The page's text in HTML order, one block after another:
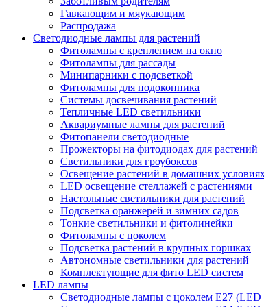
Гавкающим и мяукающим
Распродажа
Светодиодные лампы для растений
Фитолампы с креплением на окно
Фитолампы для рассады
Минипарники с подсветкой
Фитолампы для подоконника
Системы досвечивания растений
Тепличные LED светильники
Аквариумные лампы для растений
Фитопанели светодиодные
Прожекторы на фитодиодах для растений
Светильники для гроубоксов
Освещение растений в домашних
LED освещение стеллажей с растениями
Настольные светильники для растений
Подсветка оранжерей и зимних садов
Тонкие светильники и фитолинейки
Фитолампы с цоколем
Подсветка растений в крупных горшках
Автономные светильники для растений
Комплектующие для фито LED систем
LED лампы
Светодиодные лампы с цоколем Е27 (LED